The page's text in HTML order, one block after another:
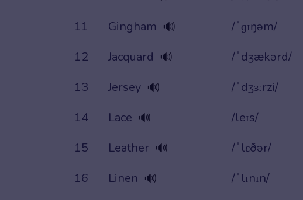
11
Gingham 🔊 /ˈɡɪŋəm/
12
Jacquard 🔊 /ˈdʒækərd/
13
Jersey 🔊 /ˈdʒɜːrzi/
14
Lace 🔊 /leɪs/
15
Leather 🔊 /ˈlɛðər/
16
Linen 🔊 /ˈlɪnɪn/